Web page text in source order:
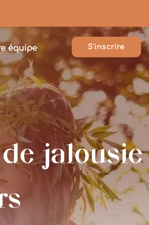
équipe S'inscrire
jalousie